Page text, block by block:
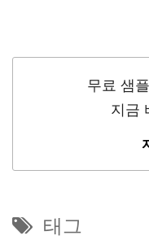
무료 샘
지금
태그